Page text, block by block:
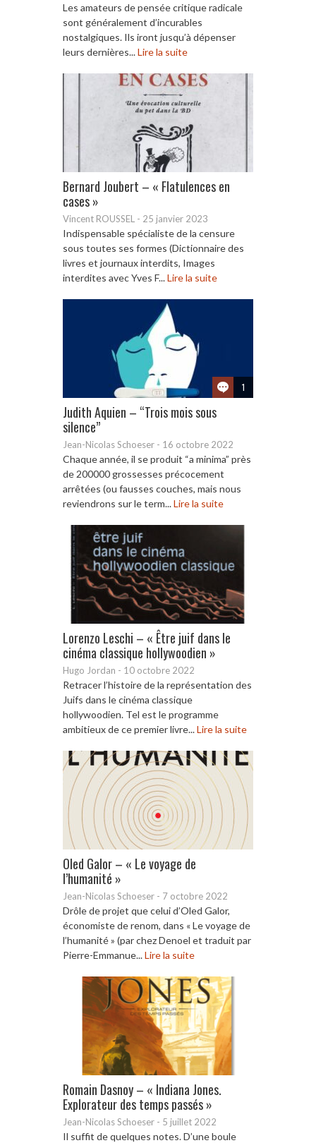
Les amateurs de pensée critique radicale
sont généralement d’incurables
nostalgiques. Ils iront jusqu’à dépenser
leurs dernières...Lire la suite
Bernard Joubert – « Flatulences en
cases »
Vincent ROUSSEL - 25 janvier 2023
Indispensable spécialiste de la censure
sous toutes ses formes (Dictionnaire des
livres et journaux interdits, Images
interdites avec Yves F...Lire la suite
1
Judith Aquien – “Trois mois sous
silence”
Jean-Nicolas Schoeser - 16 octobre 2022
Chaque année, il se produit “a minima” près
de 200000 grossesses précocement
arrêtées (ou fausses couches, mais nous
reviendrons sur le term...Lire la suite
Lorenzo Leschi – « Être juif dans le
cinéma classique hollywoodien »
Hugo Jordan - 10 octobre 2022
Retracer l’histoire de la représentation des
Juifs dans le cinéma classique
hollywoodien. Tel est le programme
ambitieux de ce premier livre...Lire la suite
Oled Galor – « Le voyage de
l’humanité »
Jean-Nicolas Schoeser - 7 octobre 2022
Drôle de projet que celui d’Oled Galor,
économiste de renom, dans « Le voyage de
l’humanité » (par chez Denoel et traduit par
Pierre-Emmanue...Lire la suite
Romain Dasnoy – « Indiana Jones.
Explorateur des temps passés »
Jean-Nicolas Schoeser - 5 juillet 2022
Il suffit de quelques notes. D’une boule